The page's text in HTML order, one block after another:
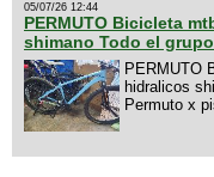
05/07/26 12:44
PERMUTO Bicicleta
shimano Todo el
PERMUTO
hidralicos
Permuto x